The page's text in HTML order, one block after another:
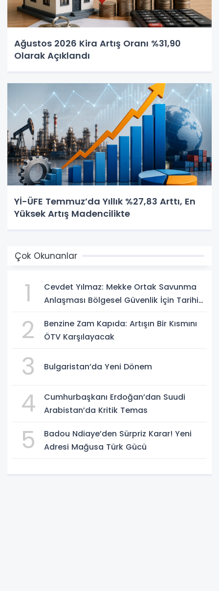
Ağustos 2026 Kira Artış Oranı %31,90
Olarak Açıklandı
Yİ-ÜFE Temmuz’da Yıllık %27,83 Arttı, En
Yüksek Artış Madencilikte
Çok Okunanlar
1
Cevdet Yılmaz: Mekke Ortak Savunma
Anlaşması Bölgesel Güvenlik İçin Tarihi
2
Benzine Zam Kapıda: Artışın Bir Kısmını
ÖTV Karşılayacak
3 Bulgaristan’da Yeni Dönem
4
Cumhurbaşkanı Erdoğan’dan Suudi
Arabistan’da Kritik Temas
5
Badou Ndiaye’den Sürpriz Karar! Yeni
Adresi Mağusa Türk Gücü